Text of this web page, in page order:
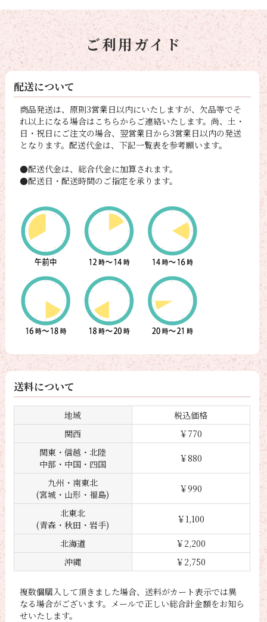
ご利用ガイド
配送について
商品発送は、原則3営業日以内にいたしますが、欠品等でそ
れ以上になる場合はこちらからご連絡いたします。尚、土・
日・祝日にご注文の場合、翌営業日から3営業日以内の発送
となります。配送代金は、下記一覧表を参考願います。
●配送代金は、総合代金に加算されます。
●配送日・配送時間のご指定を承ります。
送料について
地域
税込価格
関西
￥770
関東・信越・北陸
中部・中国・四国
￥880
九州・南東北
(宮城・山形・福島)
￥990
北東北
(青森・秋田・岩手)
￥1,100
北海道
￥2,200
沖縄
￥2,750
複数個購入して頂きました場合、送料がカート表示では異
なる場合がございます。メールで正しい総合計金額をお知ら
せいたします。